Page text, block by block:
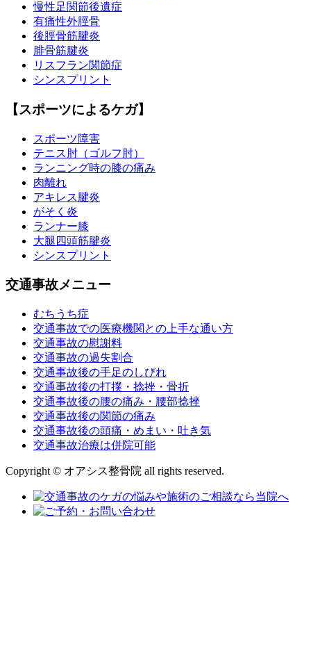
慢性足関節後遺症
有痛性外脛骨
後脛骨筋腱炎
腓骨筋腱炎
リスフラン関節症
シンスプリント
【スポーツによるケガ】
スポーツ障害
テニス肘（ゴルフ肘）
ランニング時の膝の痛み
肉離れ
アキレス腱炎
がそく炎
ランナー膝
大腿四頭筋腱炎
シンスプリント
交通事故メニュー
むちうち症
交通事故での医療機関との上手な通い方
交通事故の慰謝料
交通事故の過失割合
交通事故後の手足のしびれ
交通事故後の打撲・捻挫・骨折
交通事故後の腰の痛み・腰部捻挫
交通事故後の関節の痛み
交通事故後の頭痛・めまい・吐き気
交通事故治療は併院可能
Copyright © オアシス整骨院 all rights reserved.